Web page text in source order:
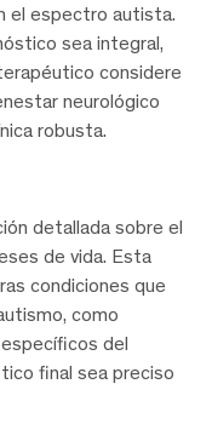
el espectro autista.
sea integral,
considere
neurológico
robusta.
detallada sobre el
de vida. Esta
condiciones que
como
del
final sea preciso